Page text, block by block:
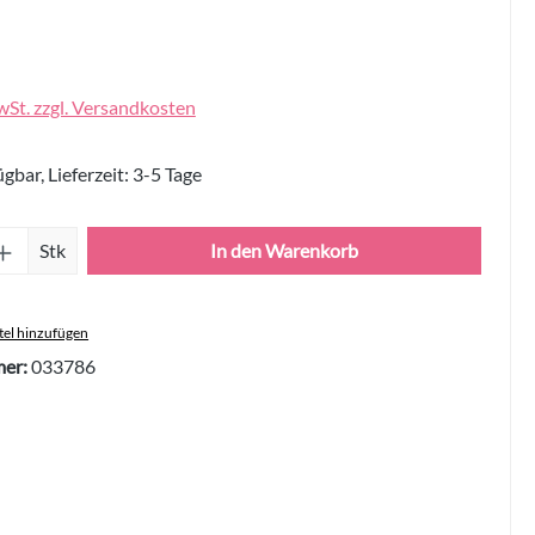
zzgl. Versandkosten
Lieferzeit: 3-5 Tage
Gib den gewünschten Wert ein
Stk In den Warenkorb
hinzufügen
033786